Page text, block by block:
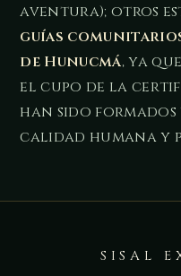
aventura); otros
guías
de Hunucmá, ya
el cupo de la
han sido formados
calidad humana y
SISAL